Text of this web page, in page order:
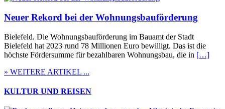
Neuer Rekord bei der Wohnungsbauförderung
Bielefeld. Die Wohnungsbauförderung im Bauamt der Stadt
Bielefeld hat 2023 rund 78 Millionen Euro bewilligt. Das ist die
höchste Fördersumme für bezahlbaren Wohnungsbau, die in […]
» WEITERE ARTIKEL ...
KULTUR UND REISEN